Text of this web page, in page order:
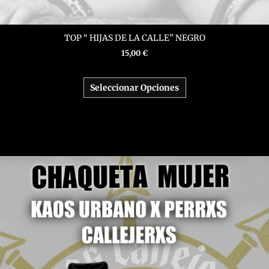
TOP “ HIJAS DE LA CALLE” NEGRO
15,00 €
Seleccionar Opciones
Este
producto
tiene
múltiples
variantes.
opciones
se